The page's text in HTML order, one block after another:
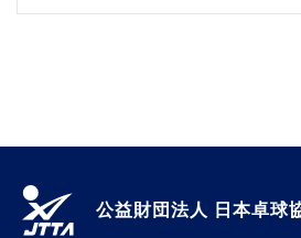
公益財団法人 日本卓球